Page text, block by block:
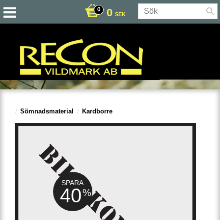
0 SEK
Sömnadsmaterial Kardborre
SPARA
40%